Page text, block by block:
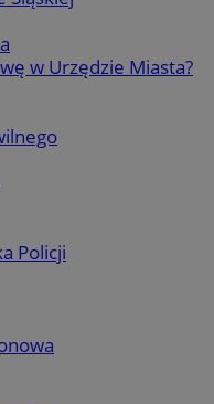
w Urzędzie Miasta?
Policji